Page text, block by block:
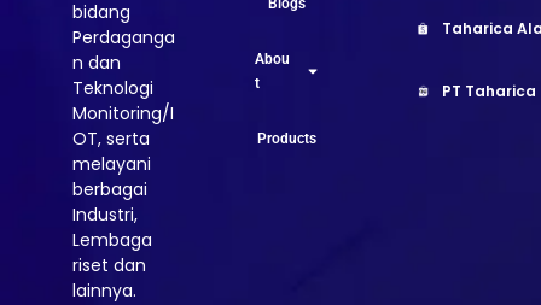
bidang
Perdaganga
n dan
Teknologi
Monitoring/I
OT, serta
melayani
berbagai
Industri,
Lembaga
riset dan
lainnya.
Abou
t
Products
Taharica
PT Taharica